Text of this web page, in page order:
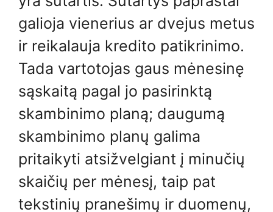
galioja vienerius ar dvejus metus
ir reikalauja kredito patikrinimo.
Tada vartotojas gaus mėnesinę
sąskaitą pagal jo pasirinktą
skambinimo planą; daugumą
skambinimo planų galima
pritaikyti atsižvelgiant į minučių
skaičių per mėnesį, taip pat
tekstinių pranešimų ir duomenų,